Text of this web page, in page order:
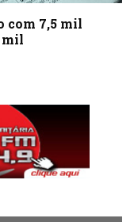
com 7,5 mil
mil